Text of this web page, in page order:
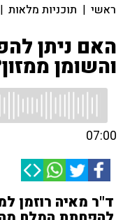
ראשי | תוכניות מלאות |
האם ניתן
והשומן
07:00
ד"ר מאיה רוזמן